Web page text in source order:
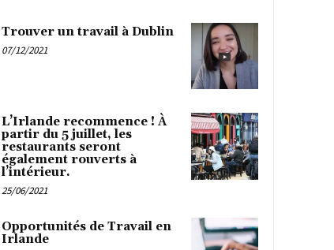
Trouver un travail à Dublin
07/12/2021
L’Irlande recommence ! À
partir du 5 juillet, les
restaurants seront
également rouverts à
l’intérieur.
25/06/2021
Opportunités de Travail en
Irlande